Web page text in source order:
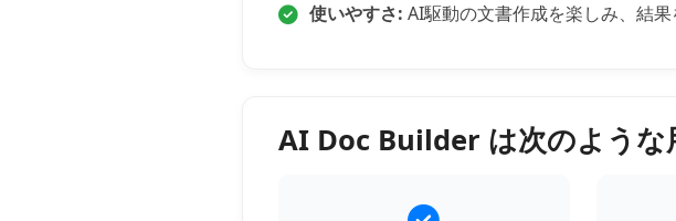
使いやすさ: AI駆動の文書作成を楽しみ、結果
AI Doc Builder は次のような